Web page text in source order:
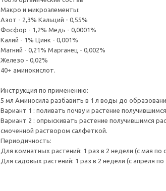
Макро и микроэлементы:
Азот - 2,3% Кальций - 0,55%
Фосфор - 1,2% Медь - 0,0001%
Калий - 1% Цинк - 0,001%
Магний - 0,21% Марганец - 0,002%
Железо - 0,02%
40+ аминокислот.
Инструкция по применению:
5 мл Аминосила разбавить в 1 л воды до
Вариант 1 : поливать почву и растение
Вариант 2 : опрыскивать растение получившимся
смоченной раствором салфеткой.
Периодичность:
Для комнатных растений: 1 раз в 2 недели (с мая по
Для садовых растений: 1 раз в 2 недели (с апреля по